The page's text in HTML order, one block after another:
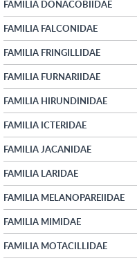
FAMILIA DONACOBIIDAE
FAMILIA FALCONIDAE
FAMILIA FRINGILLIDAE
FAMILIA FURNARIIDAE
FAMILIA HIRUNDINIDAE
FAMILIA ICTERIDAE
FAMILIA JACANIDAE
FAMILIA LARIDAE
FAMILIA MELANOPAREIIDAE
FAMILIA MIMIDAE
FAMILIA MOTACILLIDAE